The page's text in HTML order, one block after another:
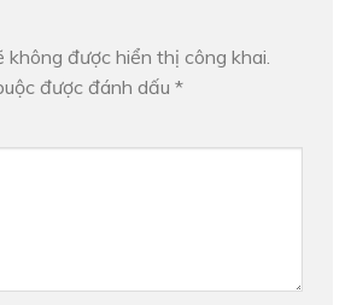
không được hiển thị công khai.
được đánh dấu *